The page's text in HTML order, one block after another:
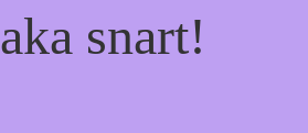
snart!